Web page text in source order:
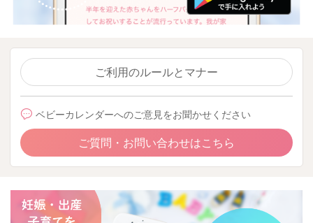
ご利用のルールとマナー
ベビーカレンダーへのご意見をお聞かせください
ご質問・お問い合わせはこちら